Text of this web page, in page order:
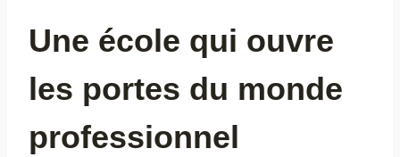
Une école qui ouvre
les portes du monde
professionnel